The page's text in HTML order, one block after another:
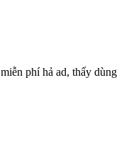
phí hả ad, thấy dùng